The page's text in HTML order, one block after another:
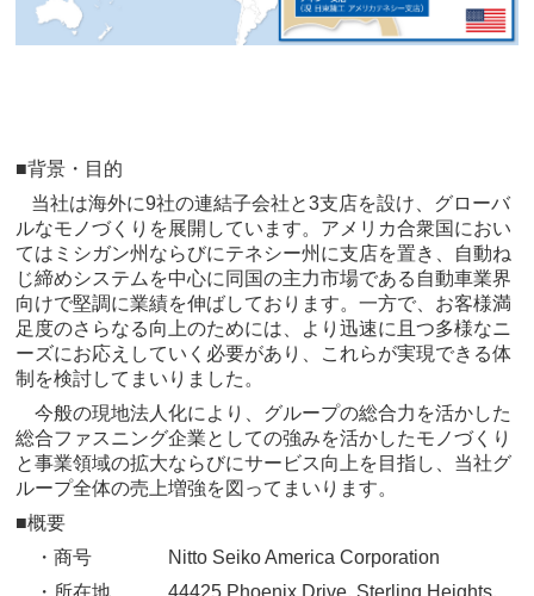
■背景・目的
当社は海外に9社の連結子会社と3支店を設け、グローバ
ルなモノづくりを展開しています。アメリカ合衆国におい
てはミシガン州ならびにテネシー州に支店を置き、自動ね
じ締めシステムを中心に同国の主力市場である自動車業界
向けで堅調に業績を伸ばしております。一方で、お客様満
足度のさらなる向上のためには、より迅速に且つ多様なニ
ーズにお応えしていく必要があり、これらが実現できる体
制を検討してまいりました。
今般の現地法人化により、グループの総合力を活かした
総合ファスニング企業としての強みを活かしたモノづくり
と事業領域の拡大ならびにサービス向上を目指し、当社グ
ループ全体の売上増強を図ってまいります。
■概要
・商号 Nitto Seiko America Corporation
・所在地 44425 Phoenix Drive, Sterling Heights,